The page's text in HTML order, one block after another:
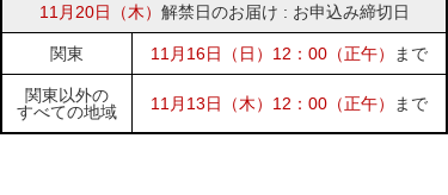
11月20日（木） 解禁日のお届け : お申込み締切日
関東 11月16日（日）12：00（正午） まで
関東以外の
すべての地域
11月13日（木）12：00（正午） まで